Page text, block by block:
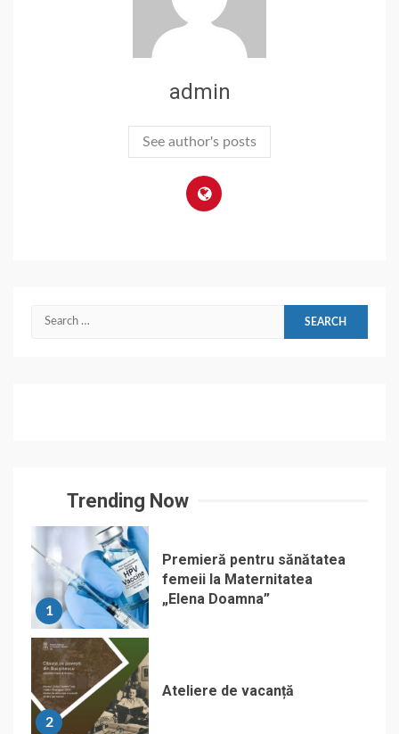
admin
See author's posts
Search
Trending Now
1
Premieră pentru sănătatea
femeii la Maternitatea
„Elena Doamna”
2
Ateliere de vacanță